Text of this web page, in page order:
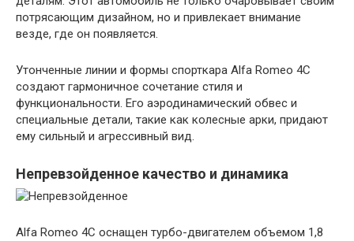
потрясающим дизайном, но и привлекает внимание
везде, где он появляется.
Утонченные линии и формы спорткара Alfa Romeo 4C
создают гармоничное сочетание стиля и
функциональности. Его аэродинамический обвес и
специальные детали, такие как колесные арки, придают
ему сильный и агрессивный вид.
Непревзойденное качество и динамика
Alfa Romeo 4C оснащен турбо-двигателем объемом 1,8